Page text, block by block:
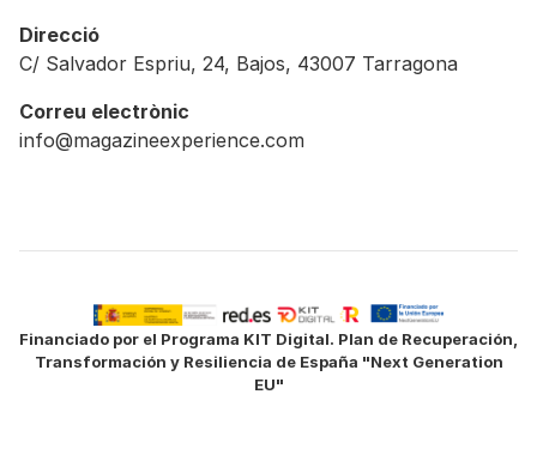
Direcció
C/ Salvador Espriu, 24, Bajos, 43007 Tarragona
Correu electrònic
info@magazineexperience.com
Financiado por el Programa KIT Digital. Plan de Recuperación,
Transformación y Resiliencia de España "Next Generation
EU"